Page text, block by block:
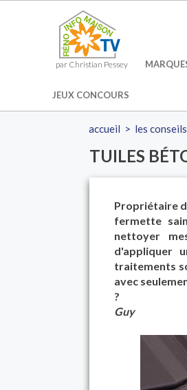
par Christian Pessey
JEUX CONCOURS
accueil > les
TUILES
Propriétaire
fermette
nettoyer
d'appliquer
traitements
avec
?
Guy